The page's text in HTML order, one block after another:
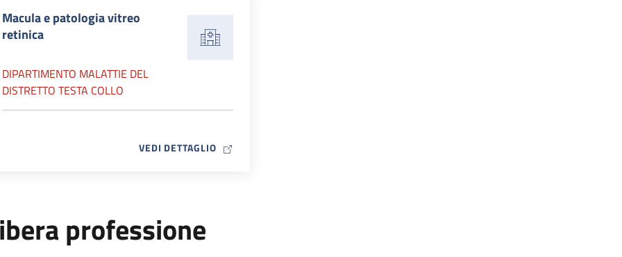
Macula e patologia vitreo
retinica
DIPARTIMENTO MALATTIE DEL
DISTRETTO TESTA COLLO
VEDI DETTAGLIOMAP ICON
professione